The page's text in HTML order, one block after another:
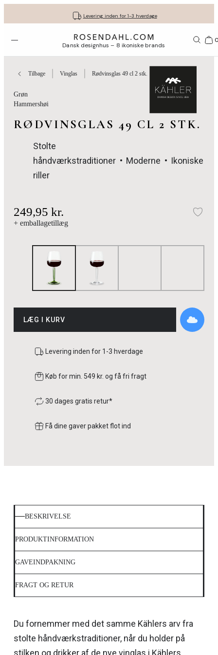
Levering inden for 1-3 hverdage
Fri fragt ved køb for min. 549 kr.
30 dages gratis retur*
Få dine gaver pakket flot ind
Vi er e-mærket
Åbn menuen Dansk designhus – 8 ikoniske brands
Tilbage Vinglas Rødvinsglas 49 cl 2 stk.
Grøn
Hammershøi
RØDVINSGLAS 49 CL 2 STK.
Stolte
håndværkstraditioner
Moderne
Ikoniske
riller
249,95 kr.
+ emballagetillæg
LÆG I KURV
Levering inden for 1-3 hverdage
Køb for min. 549 kr. og få fri fragt
30 dages gratis retur*
Få dine gaver pakket flot ind
BESKRIVELSE
PRODUKTINFORMATION
GAVEINDPAKNING
FRAGT OG RETUR
Du fornemmer med det samme Kählers arv fra
stolte håndværkstraditioner, når du holder på
stilken og drikker af de nye vinglas i Kählers